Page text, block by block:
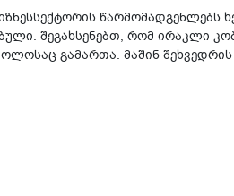
წარმომადგენლებს
შეგახსენებთ, რომ ირაკლი
გამართა. მაშინ შეხვედრის